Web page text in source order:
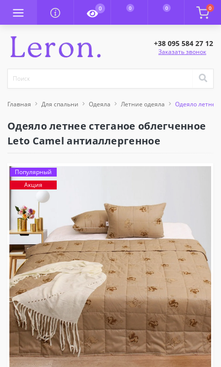
0 0 0 0
+38 095 584 27 12
Заказать звонок
Главная Для спальни Одеяла Летние одеяла Одеяло летнее
Одеяло летнее стеганое облегченное
Leto Camel антиаллергенное
Популярный
Акция